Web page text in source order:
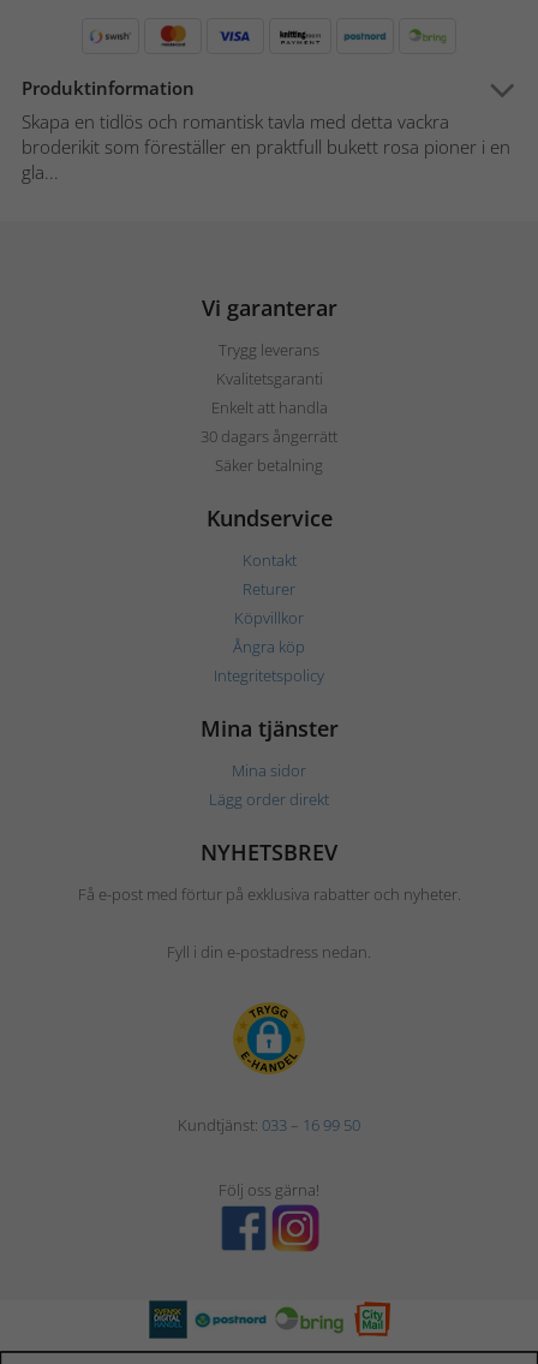
Produktinformation
Skapa en tidlös och romantisk tavla med detta vackra
broderikit som föreställer en praktfull bukett rosa pioner i en
gla...
Vi garanterar
Trygg leverans
Kvalitetsgaranti
Enkelt att handla
30 dagars ångerrätt
Säker betalning
Kundservice
Kontakt
Returer
Köpvillkor
Ångra köp
Integritetspolicy
Mina tjänster
Mina sidor
Lägg order direkt
NYHETSBREV
Få e-post med förtur på exklusiva rabatter och nyheter.
Fyll i din e-postadress nedan.
Kundtjänst: 033 – 16 99 50
Följ oss gärna!